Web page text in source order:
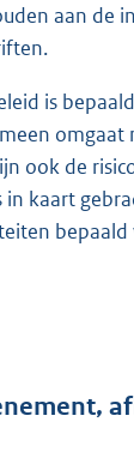
aan de
is
omgaat
ook de
in kaart